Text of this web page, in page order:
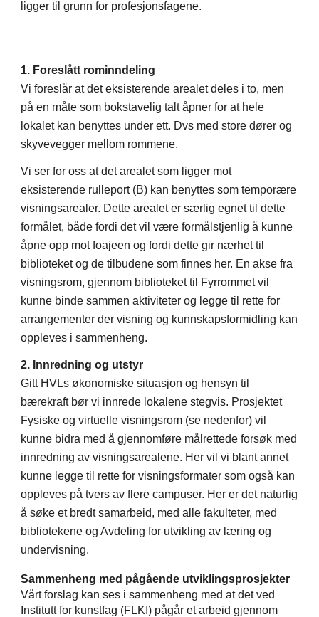
ligger til grunn for profesjonsfagene.
1. Foreslått rominndeling
Vi foreslår at det eksisterende arealet deles i to, men
på en måte som bokstavelig talt åpner for at hele
lokalet kan benyttes under ett. Dvs med store dører og
skyvevegger mellom rommene.
Vi ser for oss at det arealet som ligger mot
eksisterende rulleport (B) kan benyttes som temporære
visningsarealer. Dette arealet er særlig egnet til dette
formålet, både fordi det vil være formålstjenlig å kunne
åpne opp mot foajeen og fordi dette gir nærhet til
biblioteket og de tilbudene som finnes her. En akse fra
visningsrom, gjennom biblioteket til Fyrrommet vil
kunne binde sammen aktiviteter og legge til rette for
arrangementer der visning og kunnskapsformidling kan
oppleves i sammenheng.
2. Innredning og utstyr
Gitt HVLs økonomiske situasjon og hensyn til
bærekraft bør vi innrede lokalene stegvis. Prosjektet
Fysiske og virtuelle visningsrom (se nedenfor) vil
kunne bidra med å gjennomføre målrettede forsøk med
innredning av visningsarealene. Her vil vi blant annet
kunne legge til rette for visningsformater som også kan
oppleves på tvers av flere campuser. Her er det naturlig
å søke et bredt samarbeid, med alle fakulteter, med
bibliotekene og Avdeling for utvikling av læring og
undervisning.
Sammenheng med pågående utviklingsprosjekter
Vårt forslag kan ses i sammenheng med at det ved
Institutt for kunstfag (FLKI) pågår et arbeid gjennom